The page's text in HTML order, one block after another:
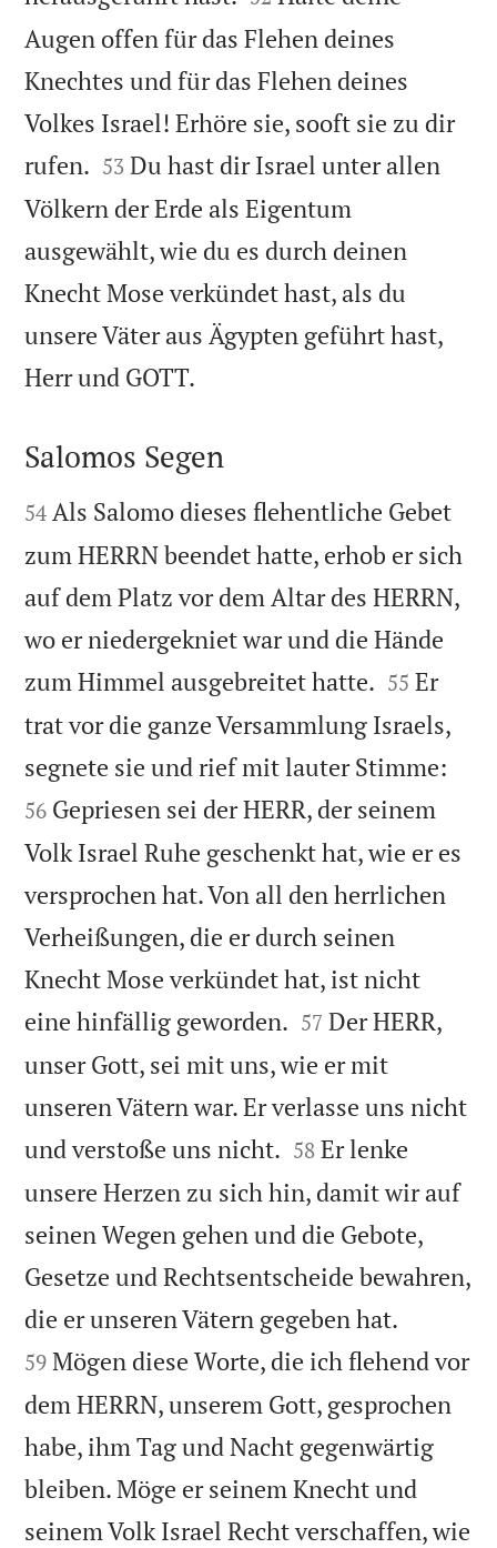
Augen offen für das Flehen deines
Knechtes und für das Flehen deines
Volkes Israel! Erhöre sie, sooft sie zu dir
rufen. 

53 Du hast dir Israel unter allen
Völkern der Erde als Eigentum
ausgewählt, wie du es durch deinen
Knecht Mose verkündet hast, als du
unsere Väter aus Ägypten geführt hast,
Herr und GOTT.

Salomos Segen

54 Als Salomo dieses flehentliche Gebet
zum HERRN beendet hatte, erhob er sich
auf dem Platz vor dem Altar des HERRN,
wo er niedergekniet war und die Hände
zum Himmel ausgebreitet hatte. 

55 Er
trat vor die ganze Versammlung Israels,
segnete sie und rief mit lauter Stimme:
56 Gepriesen sei der HERR, der seinem
Volk Israel Ruhe geschenkt hat, wie er es
versprochen hat. Von all den herrlichen
Verheißungen, die er durch seinen
Knecht Mose verkündet hat, ist nicht
eine hinfällig geworden. 

57 Der HERR,
unser Gott, sei mit uns, wie er mit
unseren Vätern war. Er verlasse uns nicht
und verstoße uns nicht. 

58 Er lenke
unsere Herzen zu sich hin, damit wir auf
seinen Wegen gehen und die Gebote,
Gesetze und Rechtsentscheide bewahren,
die er unseren Vätern gegeben hat.
59 Mögen diese Worte, die ich flehend vor
dem HERRN, unserem Gott, gesprochen
habe, ihm Tag und Nacht gegenwärtig
bleiben. Möge er seinem Knecht und
seinem Volk Israel Recht verschaffen, wie